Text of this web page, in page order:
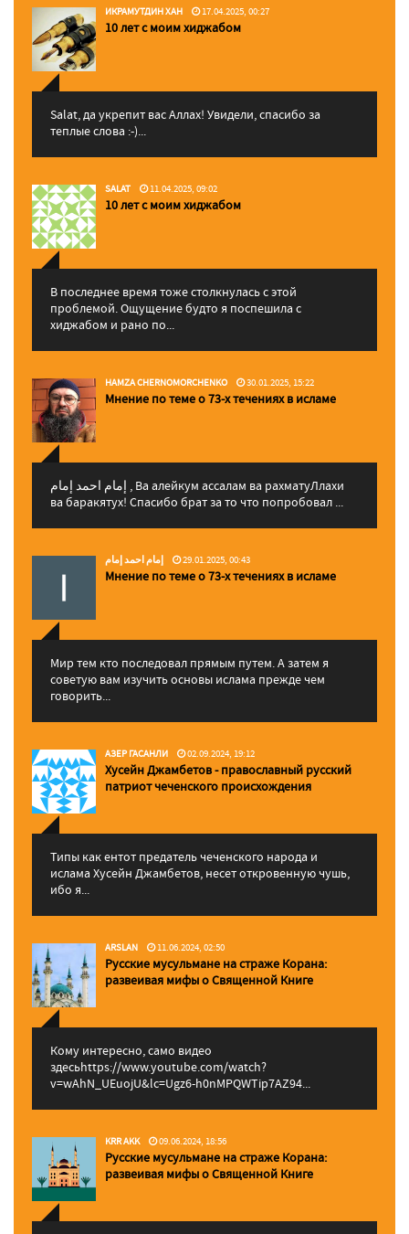
ИКРАМУТДИН ХАН 17.04.2025, 00:27
10 лет с моим хиджабом
Salat, да укрепит вас Аллаx! Увидели, спасибо за
теплые слова :-)...
SALAT 11.04.2025, 09:02
10 лет с моим хиджабом
В последнее время тоже столкнулась с этой
проблемой. Ощущение будто я поспешила с
хиджабом и рано по...
HAMZA CHERNOMORCHENKO 30.01.2025, 15:22
Мнение по теме о 73-х течениях в исламе
إمام احمد إمام , Ва алейкум ассалам ва рахматуЛлахи
ва баракятух! Спасибо брат за то что попробовал ...
إمام احمد إمام 29.01.2025, 00:43
Мнение по теме о 73-х течениях в исламе
Мир тем кто последовал прямым путем. А затем я
советую вам изучить основы ислама прежде чем
говорить...
АЗЕР ГАСАНЛИ 02.09.2024, 19:12
Хусейн Джамбетов - православный русский
патриот чеченского происхождения
Типы как ентот предатель чеченского народа и
ислама Хусейн Джамбетов, несет откровенную чушь,
ибо я...
ARSLAN 11.06.2024, 02:50
Русские мусульмане на страже Корана:
pазвеивая мифы о Священной Книге
Кому интересно, само видео
здесьhttps://www.youtube.com/watch?
v=wAhN_UEuojU&lc=Ugz6-h0nMPQWTip7AZ94...
KRR AKK 09.06.2024, 18:56
Русские мусульмане на страже Корана:
pазвеивая мифы о Священной Книге